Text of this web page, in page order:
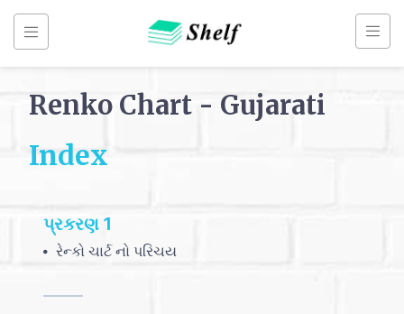
Skip
content
Back
to
Renko Chart - Gujarati
Index
પ્રકરણ 1
રેન્કો ચાર્ટ નો પરિચય